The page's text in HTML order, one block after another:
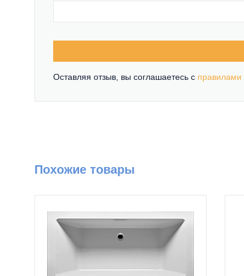
Оставляя отзыв, вы соглашаетесь c правилами
Похожие товары